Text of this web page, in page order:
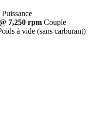
Puissance
7,250 rpm Couple
à vide (sans carburant)